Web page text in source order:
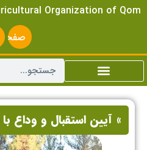
Organization of Qom
صفحه
اصلی
» آیین استقبال و وداع